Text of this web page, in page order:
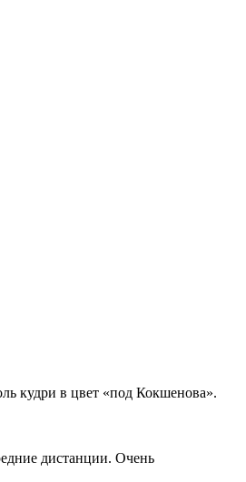
кудри в цвет «под Кокшенова».
дистанции. Очень